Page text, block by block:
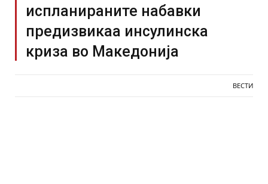
испланираните набавки
предизвикаа инсулинска
криза во Македонија
ВЕСТИ